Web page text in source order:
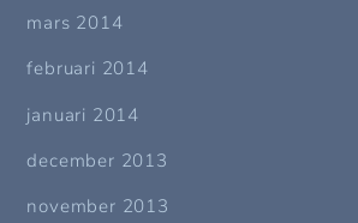
mars 2014
februari 2014
januari 2014
december 2013
november 2013